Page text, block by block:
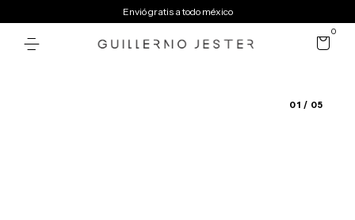
Envió gratis a todo méxico
0
01 / 05